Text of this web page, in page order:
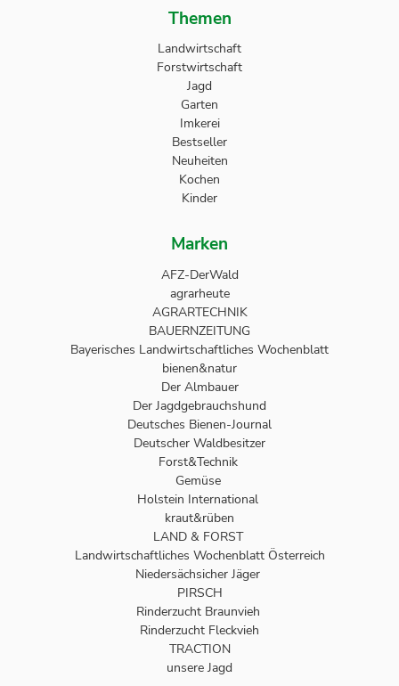
Themen
Landwirtschaft
Forstwirtschaft
Jagd
Garten
Imkerei
Bestseller
Neuheiten
Kochen
Kinder
Marken
AFZ-DerWald
agrarheute
AGRARTECHNIK
BAUERNZEITUNG
Bayerisches Landwirtschaftliches Wochenblatt
bienen&natur
Der Almbauer
Der Jagdgebrauchshund
Deutsches Bienen-Journal
Deutscher Waldbesitzer
Forst&Technik
Gemüse
Holstein International
kraut&rüben
LAND & FORST
Landwirtschaftliches Wochenblatt Österreich
Niedersächsicher Jäger
PIRSCH
Rinderzucht Braunvieh
Rinderzucht Fleckvieh
TRACTION
unsere Jagd